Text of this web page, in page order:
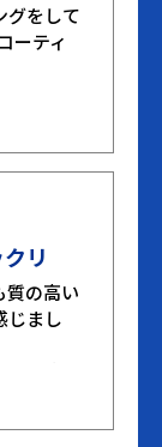
グをして
ーティ
らっ
がとうご
リ
質の高い
じまし